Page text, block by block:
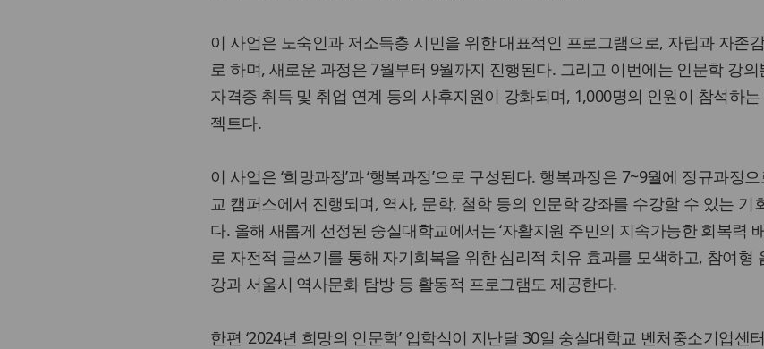
이 사업은 노숙인과 저소득층 시민을 위한 대표적인 프로그램으로, 자립과 자존
로 하며, 새로운 과정은 7월부터 9월까지 진행된다. 그리고 이번에는 인문학 강
자격증 취득 및 취업 연계 등의 사후지원이 강화되며, 1,000명의 인원이 참석하는
젝트다.
이 사업은 ‘희망과정’과 ‘행복과정’으로 구성된다. 행복과정은 7~9월에 정규과정
교 캠퍼스에서 진행되며, 역사, 문학, 철학 등의 인문학 강좌를 수강할 수 있는 기
다. 올해 새롭게 선정된 숭실대학교에서는 ‘자활지원 주민의 지속가능한 회복력
로 자전적 글쓰기를 통해 자기회복을 위한 심리적 치유 효과를 모색하고, 참여형
강과 서울시 역사문화 탐방 등 활동적 프로그램도 제공한다.
한편 ‘2024년 희망의 인문학’ 입학식이 지난달 30일 숭실대학교 벤처중소기업센